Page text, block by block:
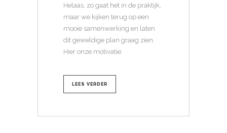
Helaas, zo gaat het in de praktijk,
maar we kijken terug op een
mooie samenwerking en laten
dit geweldige plan graag zien.
Hier onze motivatie:
LEES VERDER